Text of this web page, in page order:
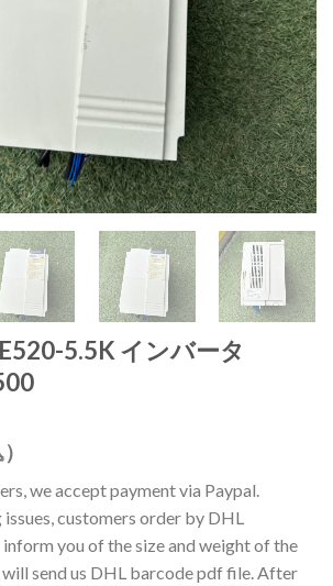
5.5K インバータ
we accept payment via Paypal.
customers order by DHL
you of the size and weight of the
send us DHL barcode pdf file. After